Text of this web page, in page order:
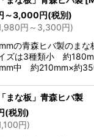
～3,000円(税別)
円 ～3,300円)
の青森ヒバ製のまな
ズは3種類小 約
中 約210mm×約
まな板」青森ヒバ製
(税別)
円)